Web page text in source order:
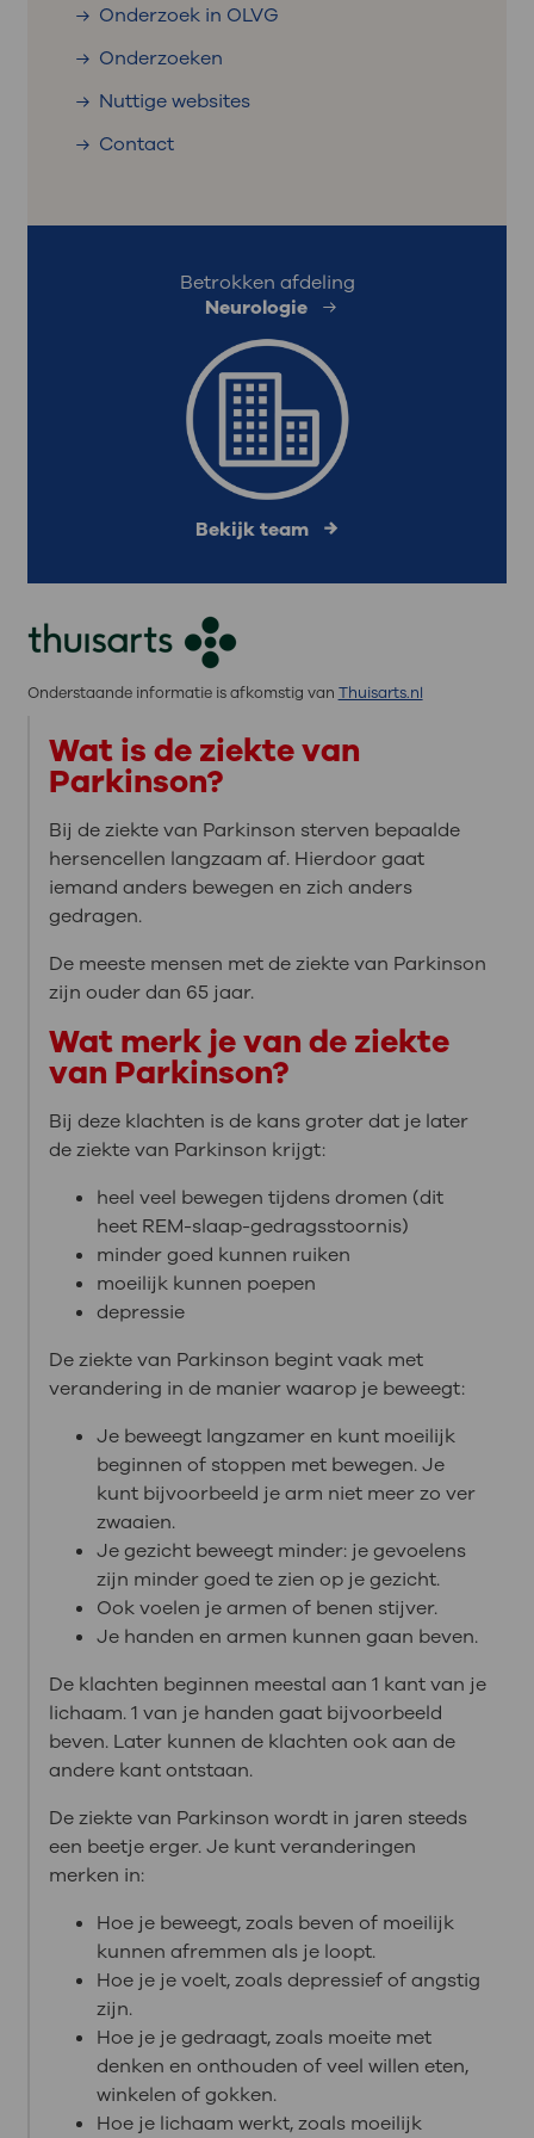
Onderzoek in OLVG
Onderzoeken
Nuttige websites
Contact
Betrokken afdeling
Neurologie
Bekijk team
Onderstaande informatie is afkomstig van Thuisarts.nl
Wat is de ziekte van
Parkinson?
Bij de ziekte van Parkinson sterven bepaalde
hersencellen langzaam af. Hierdoor gaat
iemand anders bewegen en zich anders
gedragen.
De meeste mensen met de ziekte van Parkinson
zijn ouder dan 65 jaar.
Wat merk je van de ziekte
van Parkinson?
Bij deze klachten is de kans groter dat je later
de ziekte van Parkinson krijgt:
heel veel bewegen tijdens dromen (dit
heet REM-slaap-gedragsstoornis)
minder goed kunnen ruiken
moeilijk kunnen poepen
depressie
De ziekte van Parkinson begint vaak met
verandering in de manier waarop je beweegt:
Je beweegt langzamer en kunt moeilijk
beginnen of stoppen met bewegen. Je
kunt bijvoorbeeld je arm niet meer zo ver
zwaaien.
Je gezicht beweegt minder: je gevoelens
zijn minder goed te zien op je gezicht.
Ook voelen je armen of benen stijver.
Je handen en armen kunnen gaan beven.
De klachten beginnen meestal aan 1 kant van je
lichaam. 1 van je handen gaat bijvoorbeeld
beven. Later kunnen de klachten ook aan de
andere kant ontstaan.
De ziekte van Parkinson wordt in jaren steeds
een beetje erger. Je kunt veranderingen
merken in:
Hoe je beweegt, zoals beven of moeilijk
kunnen afremmen als je loopt.
Hoe je je voelt, zoals depressief of angstig
zijn.
Hoe je je gedraagt, zoals moeite met
denken en onthouden of veel willen eten,
winkelen of gokken.
Hoe je lichaam werkt, zoals moeilijk